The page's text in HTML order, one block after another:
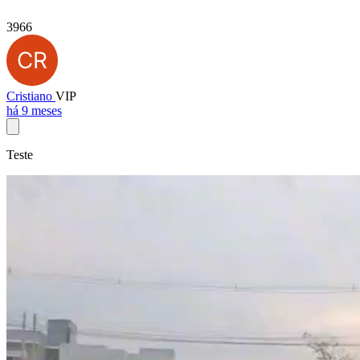
3966
Cristiano VIP
há 9 meses
Teste